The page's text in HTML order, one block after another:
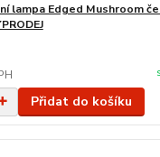
lampa Edged Mushroom
Přidat do košíku